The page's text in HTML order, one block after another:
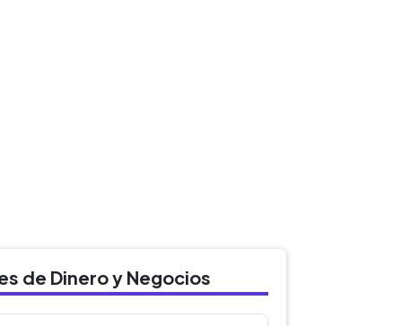
de Dinero y Negocios